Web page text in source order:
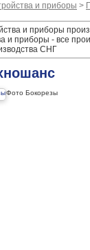
и приборы >
и приборы
и приборы - все
СНГ
Фото Бокорезы